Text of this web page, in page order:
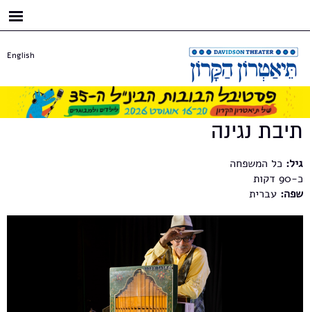
English
תיבת נגינה
גיל: כל המשפחה
כ-90
שפה: עברית